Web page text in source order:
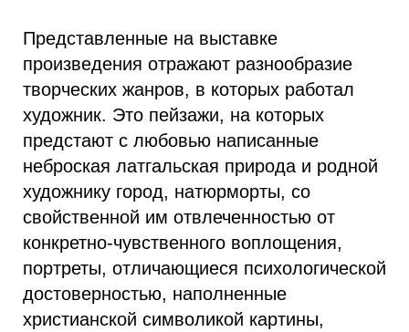
Представленные на выставке
произведения отражают разнообразие
творческих жанров, в которых работал
художник. Это пейзажи, на которых
предстают с любовью написанные
неброская латгальская природа и родной
художнику город, натюрморты, со
свойственной им отвлеченностью от
конкретно-чувственного воплощения,
портреты, отличающиеся психологической
достоверностью, наполненные
христианской символикой картины,